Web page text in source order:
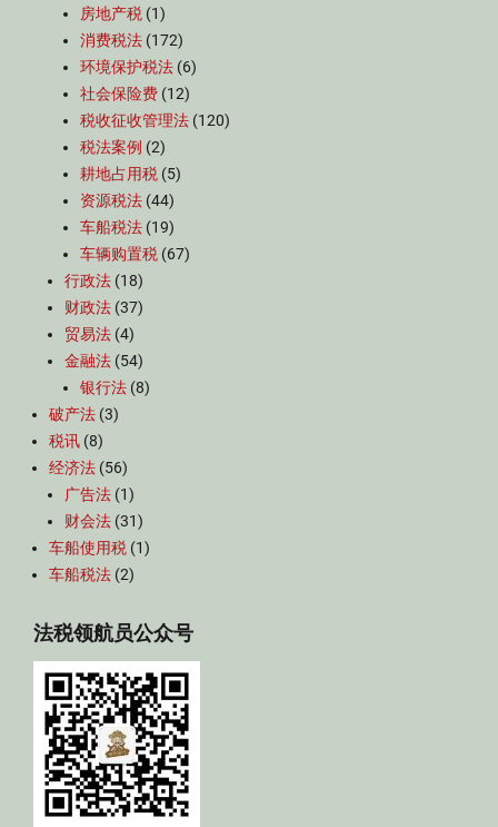
房地产税 (1)
消费税法 (172)
环境保护税法 (6)
社会保险费 (12)
税收征收管理法 (120)
税法案例 (2)
耕地占用税 (5)
资源税法 (44)
车船税法 (19)
车辆购置税 (67)
行政法 (18)
财政法 (37)
贸易法 (4)
金融法 (54)
银行法 (8)
破产法 (3)
税讯 (8)
经济法 (56)
广告法 (1)
财会法 (31)
车船使用税 (1)
车船税法 (2)
法税领航员公众号